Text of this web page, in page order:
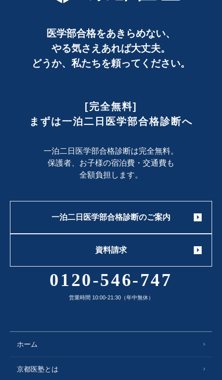
医学部合格をあきらめない、
やる気さえあれば大丈夫。
どうか、私たちを頼ってください。
ホーム
京都医塾とは
[完全無料]
まずは一泊二日医学部合格診断へ
一泊二日医学部合格診断は完全無料。
保護者、お子様の宿泊費・交通費も
全額負担します。
一泊二日医学部合格診断のご案内
資料請求
0120-546-747
営業時間 10:00-21:30（年中無休）